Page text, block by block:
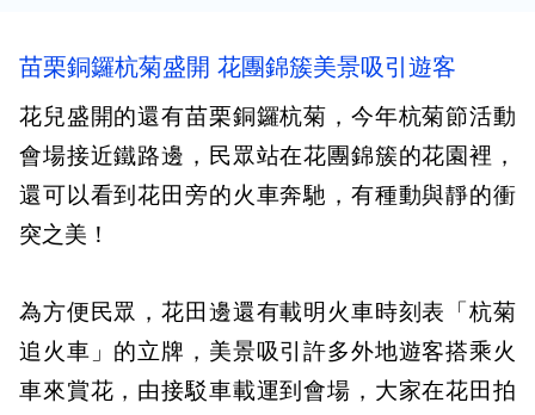
苗栗銅鑼杭菊盛開 花團錦簇美景吸引遊客
花兒盛開的還有苗栗銅鑼杭菊，今年杭菊節活動
會場接近鐵路邊，民眾站在花團錦簇的花園裡，
還可以看到花田旁的火車奔馳，有種動與靜的衝
突之美！
為方便民眾，花田邊還有載明火車時刻表「杭菊
追火車」的立牌，美景吸引許多外地遊客搭乘火
車來賞花，由接駁車載運到會場，大家在花田拍